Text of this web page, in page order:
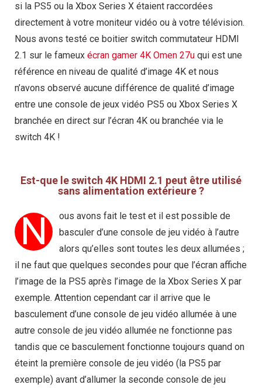
si la PS5 ou la Xbox Series X étaient raccordées
directement à votre moniteur vidéo ou à votre télévision.
Nous avons testé ce boitier switch commutateur HDMI
2.1 sur le fameux écran gamer 4K Omen 27u qui est une
référence en niveau de qualité d’image 4K et nous
n’avons observé aucune différence de qualité d’image
entre une console de jeux vidéo PS5 ou Xbox Series X
branchée en direct sur l’écran 4K ou branchée via le
switch 4K !
Est-que le switch 4K HDMI 2.1 peut être utilisé
sans alimentation extérieure ?
N
ous avons fait le test et il est possible de
basculer d’une console de jeu vidéo à l’autre
alors qu’elles sont toutes les deux allumées ;
il ne faut que quelques secondes pour que l’écran affiche
l’image de la PS5 après l’image de la Xbox Series X par
exemple. Attention cependant car il arrive que le
basculement d’une console de jeu vidéo allumée à une
autre console de jeu vidéo allumée ne fonctionne pas
tandis que ce basculement fonctionne toujours quand on
éteint la première console de jeu vidéo (la PS5 par
exemple) avant d’allumer la seconde console de jeu